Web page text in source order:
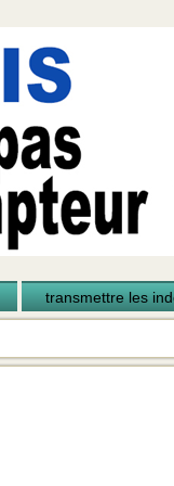
transmettre les